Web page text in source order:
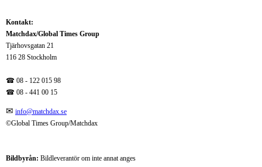
Kontakt:
Matchdax/Global Times Group
Tjärhovsgatan 21
116 28 Stockholm
☎ 08 - 122 015 98
☎ 08 - 441 00 15
✉ info@matchdax.se
©Global Times Group/Matchdax
Bildbyrån: Bildleverantör om inte annat anges